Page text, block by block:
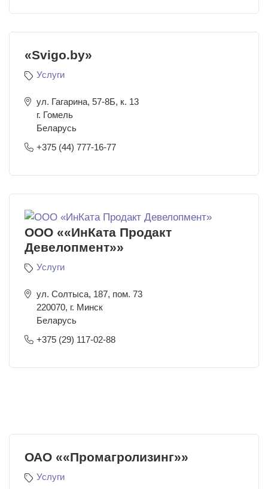
«Svigo.by»
Услуги
ул. Гагарина, 57-8Б, к. 13
г. Гомель
Беларусь
+375 (44) 777-16-77
ООО ««ИнКата Продакт
Девелопмент»»
Услуги
ул. Солтыса, 187, пом. 73
220070, г. Минск
Беларусь
+375 (29) 117-02-88
ОАО ««Промагролизинг»»
Услуги